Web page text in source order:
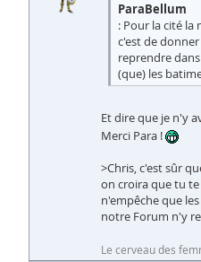
ParaBellum
: Pour la cité la
c'est de donner
reprendre
(que) les
Et dire que je n'y
Merci Para !
>Chris, c'est sûr
on croira que tu
n'empêche que
notre Forum n'y
Le cerveau des